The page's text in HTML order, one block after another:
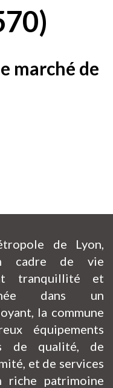
marché de
de Lyon,
cadre de vie
tranquillité et
dans un
la commune
équipements
de qualité, de
et de services
riche patrimoine